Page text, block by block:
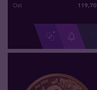
Ost 119,70